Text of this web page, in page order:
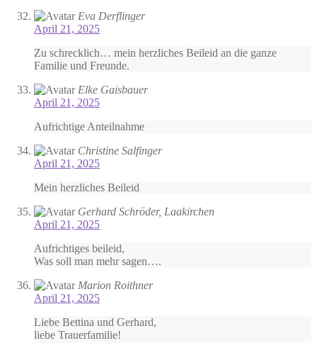
Eva Derflinger
April 21, 2025
Zu schrecklich… mein herzliches Beileid an die ganze
Familie und Freunde.
Elke Gaisbauer
April 21, 2025
Aufrichtige Anteilnahme
Christine Salfinger
April 21, 2025
Mein herzliches Beileid
Gerhard Schröder, Laakirchen
April 21, 2025
Aufrichtiges beileid,
Was soll man mehr sagen….
Marion Roithner
April 21, 2025
Liebe Bettina und Gerhard,
liebe Trauerfamilie!